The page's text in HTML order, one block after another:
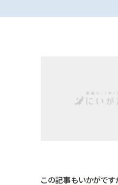
この記事もいかがです